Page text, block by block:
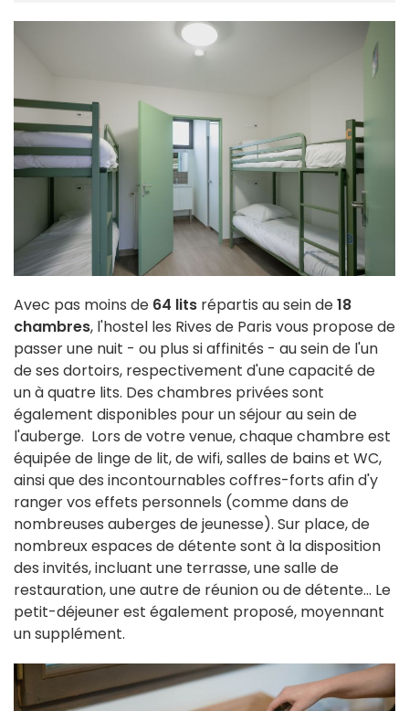
Avec pas moins de 64 lits répartis au sein de18
chambres, l'hostel les Rives de Paris vous propose de
passer une nuit - ou plus si affinités - au sein de l'un
de ses dortoirs, respectivement d'une capacité de
un à quatre lits. Des chambres privées sont
également disponibles pour un séjour au sein de
l'auberge. Lors de votre venue, chaque chambre est
équipée de linge de lit, de wifi, salles de bains et WC,
ainsi que des incontournables coffres-forts afin d'y
ranger vos effets personnels (comme dans de
nombreuses auberges de jeunesse). Sur place, de
nombreux espaces de détente sont à la disposition
des invités, incluant une terrasse, une salle de
restauration, une autre de réunion ou de détente... Le
petit-déjeuner est également proposé, moyennant
un supplément.